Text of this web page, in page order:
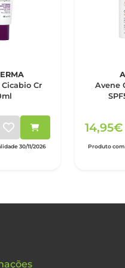
Cr
30/11/2026
Avene
14,95€
Produto com